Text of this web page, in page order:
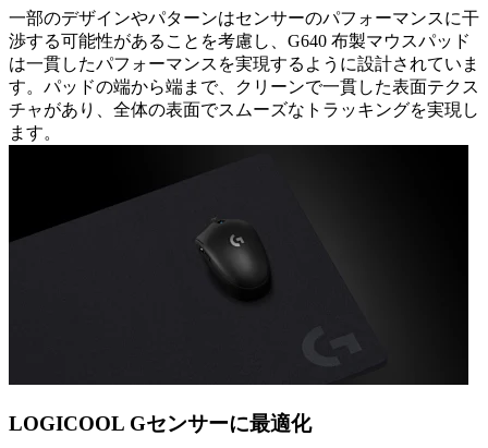
一部のデザインやパターンはセンサーのパフォーマンスに干
渉する可能性があることを考慮し、G640 布製マウスパッド
は一貫したパフォーマンスを実現するように設計されていま
す。パッドの端から端まで、クリーンで一貫した表面テクス
チャがあり、全体の表面でスムーズなトラッキングを実現し
ます。
LOGICOOL Gセンサーに最適化